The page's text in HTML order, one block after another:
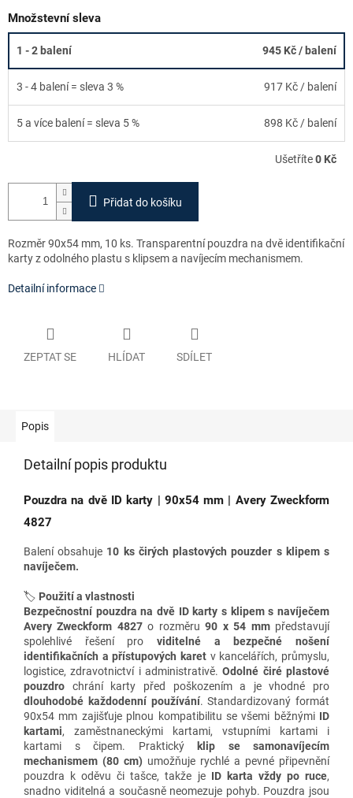
Množstevní sleva
1 - 2 balení 945 Kč/ balení
3 - 4 balení = sleva 3 % 917 Kč / balení
5 a více balení = sleva 5 % 898 Kč / balení
Ušetříte0 Kč
Přidat do košíku
Rozměr 90x54 mm, 10 ks. Transparentní pouzdra na dvě identifikační
karty z odolného plastu s klipsem a navíjecím mechanismem.
Detailní informace
ZEPTAT SE HLÍDAT SDÍLET
Popis
Detailní popis produktu
Pouzdra na dvě ID karty | 90x54 mm | Avery Zweckform
4827
Balení obsahuje 10 ks čirých plastových pouzder s klipem s
navíječem.
🏷️ Použití a vlastnosti
Bezpečnostní pouzdra na dvě ID karty s klipem s navíječem
Avery Zweckform 4827o rozměru90 x 54 mmpředstavují
spolehlivé řešení pro viditelné a bezpečné nošení
identifikačních a přístupových karet v kancelářích, průmyslu,
logistice, zdravotnictví i administrativě.Odolné čiré plastové
pouzdro chrání karty před poškozením a je vhodné pro
dlouhodobé každodenní používání. Standardizovaný formát
90x54 mm zajišťuje plnou kompatibilitu se všemi běžnými ID
kartami, zaměstnaneckými kartami, vstupními kartami i
kartami s čipem. Praktický
klip se samonavíjecím
mechanismem (80 cm) umožňuje rychlé a pevné připevnění
pouzdra k oděvu či tašce, takže je ID karta vždy po ruce,
snadno viditelná a současně neomezuje pohyb. Pouzdra jsou